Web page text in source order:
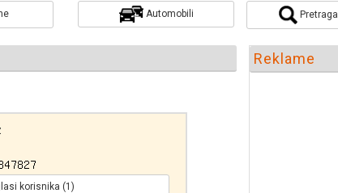
Automobili Pretraga
Pretraži
korisnika (1)
Reklame